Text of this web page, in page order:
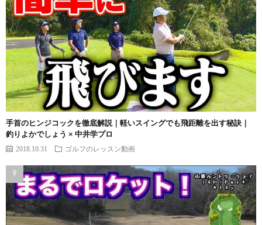
手首のヒンジコックを徹底解説｜軽いスイングでも飛距離を出す秘訣｜
釣りよかでしょう × 中井学プロ
2018.10.31 ゴルフのレッスン動画